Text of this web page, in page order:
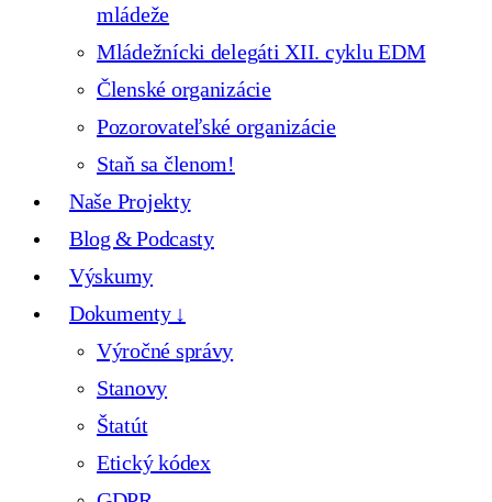
mládeže
Mládežnícki delegáti XII. cyklu EDM
Členské organizácie
Pozorovateľské organizácie
Staň sa členom!
Naše Projekty
Blog & Podcasty
Výskumy
Dokumenty ↓
Výročné správy
Stanovy
Štatút
Etický kódex